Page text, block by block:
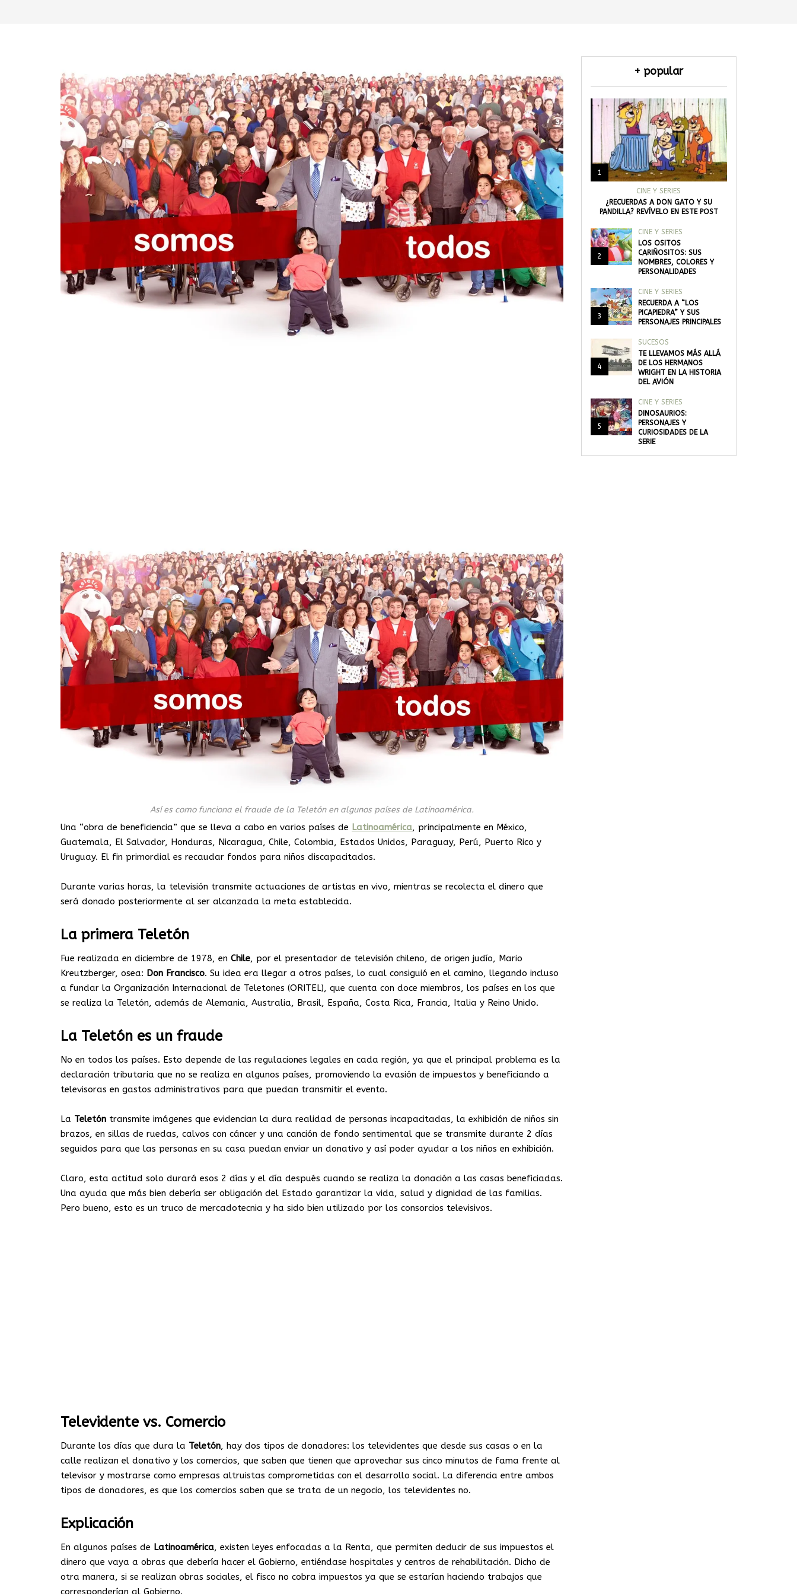
Así es como funciona el fraude de la Teletón en algunos países de Latinoamérica.
Una “obra de beneficiencia” que se lleva a cabo en varios países de Latinoamérica, principalmente en México,
Guatemala, El Salvador, Honduras, Nicaragua, Chile, Colombia, Estados Unidos, Paraguay, Perú, Puerto Rico y
Uruguay. El fin primordial es recaudar fondos para niños discapacitados.
Durante varias horas, la televisión transmite actuaciones de artistas en vivo, mientras se recolecta el dinero que
será donado posteriormente al ser alcanzada la meta establecida.
La primera Teletón
Fue realizada en diciembre de 1978, en Chile, por el presentador de televisión chileno, de origen judío, Mario
Kreutzberger, osea: Don Francisco. Su idea era llegar a otros países, lo cual consiguió en el camino, llegando incluso
a fundar la Organización Internacional de Teletones (ORITEL), que cuenta con doce miembros, los países en los que
se realiza la Teletón, además de Alemania, Australia, Brasil, España, Costa Rica, Francia, Italia y Reino Unido.
La Teletón es un fraude
No en todos los países. Esto depende de las regulaciones legales en cada región, ya que el principal problema es la
declaración tributaria que no se realiza en algunos países, promoviendo la evasión de impuestos y beneficiando a
televisoras en gastos administrativos para que puedan transmitir el evento.
La Teletón transmite imágenes que evidencian la dura realidad de personas incapacitadas, la exhibición de niños sin
brazos, en sillas de ruedas, calvos con cáncer y una canción de fondo sentimental que se transmite durante 2 días
seguidos para que las personas en su casa puedan enviar un donativo y así poder ayudar a los niños en exhibición.
Claro, esta actitud solo durará esos 2 días y el día después cuando se realiza la donación a las casas beneficiadas.
Una ayuda que más bien debería ser obligación del Estado garantizar la vida, salud y dignidad de las familias.
Pero bueno, esto es un truco de mercadotecnia y ha sido bien utilizado por los consorcios televisivos.
Televidente vs. Comercio
Durante los días que dura la Teletón, hay dos tipos de donadores: los televidentes que desde sus casas o en la
calle realizan el donativo y los comercios, que saben que tienen que aprovechar sus cinco minutos de fama frente al
televisor y mostrarse como empresas altruistas comprometidas con el desarrollo social. La diferencia entre ambos
tipos de donadores, es que los comercios saben que se trata de un negocio, los televidentes no.
Explicación
En algunos países de Latinoamérica, existen leyes enfocadas a la Renta, que permiten deducir de sus impuestos el
dinero que vaya a obras que debería hacer el Gobierno, entiéndase hospitales y centros de rehabilitación. Dicho de
otra manera, si se realizan obras sociales, el fisco no cobra impuestos ya que se estarían haciendo trabajos que
corresponderían al Gobierno.
+ popular
1
CINE Y SERIES
¿RECUERDAS A DON GATO Y SU
PANDILLA? REVÍVELO EN ESTE POST
2
CINE Y SERIES
LOS OSITOS
CARIÑOSITOS: SUS
NOMBRES, COLORES Y
PERSONALIDADES
3
CINE Y SERIES
RECUERDA A “LOS
PICAPIEDRA” Y SUS
PERSONAJES PRINCIPALES
4
SUCESOS
TE LLEVAMOS MÁS ALLÁ
DE LOS HERMANOS
WRIGHT EN LA HISTORIA
DEL AVIÓN
5
CINE Y SERIES
DINOSAURIOS:
PERSONAJES Y
CURIOSIDADES DE LA
SERIE